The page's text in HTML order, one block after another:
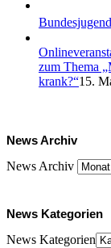
zum Thema
krank?“15.
News Archiv
News Archiv
News Kategorien
News Kategorien